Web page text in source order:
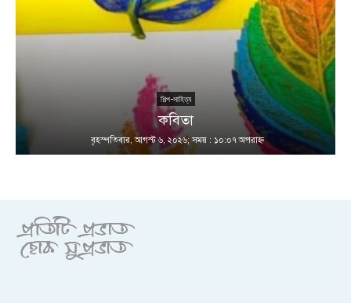
শিল্প-সাহিত্য
কবিতা
বৃহস্পতিবার, আগস্ট ৬, ২০২৬; সময় : ১০:০৭ অপরাহ্ণ